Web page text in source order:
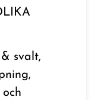
svalt,